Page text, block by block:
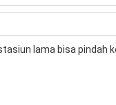
lama bisa pindah